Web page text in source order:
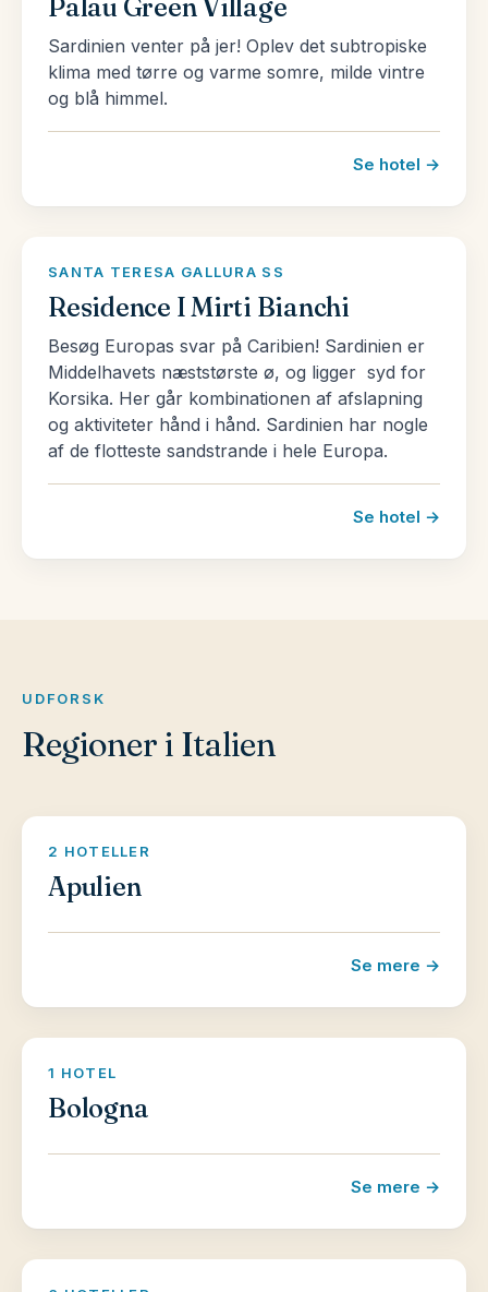
Palau Green Village
Sardinien venter på jer! Oplev det subtropiske
klima med tørre og varme somre, milde vintre
og blå himmel.
Se hotel →
SANTA TERESA GALLURA SS
Residence I Mirti Bianchi
Besøg Europas svar på Caribien! Sardinien er
Middelhavets næststørste ø, og ligger syd for
Korsika. Her går kombinationen af afslapning
og aktiviteter hånd i hånd. Sardinien har nogle
af de flotteste sandstrande i hele Europa.
Se hotel →
UDFORSK
Regioner i Italien
2 HOTELLER
Apulien
Se mere →
1 HOTEL
Bologna
Se mere →